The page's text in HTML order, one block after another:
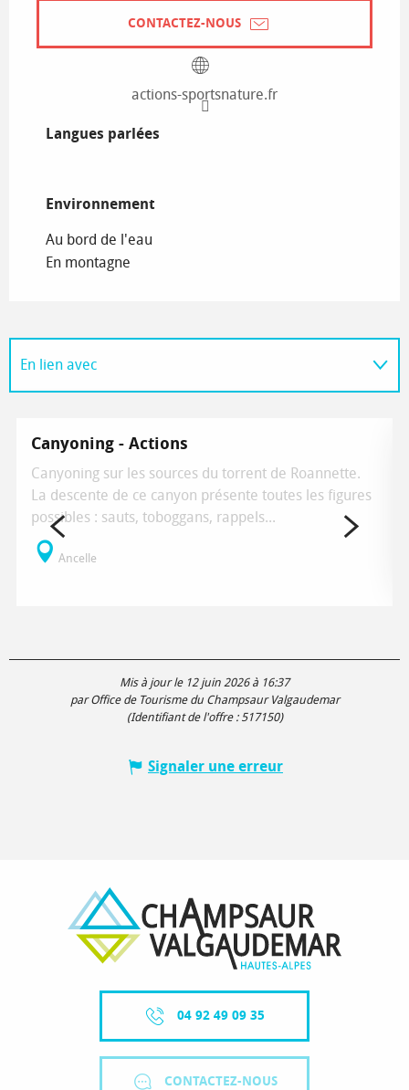
CONTACTEZ-NOUS
actions-sportsnature.fr
Langues parlées
Langues parlées
Environnement
Environnement
Au bord de l'eau
En montagne
En lien avec
Canyoning - Actions
Canyoning sur les sources du torrent de Roannette.
La descente de ce canyon présente toutes les figures
possibles : sauts, toboggans, rappels...
Ancelle
Mis à jour le 12 juin 2026 à 16:37
par Office de Tourisme du Champsaur Valgaudemar
(Identifiant de l'offre : 517150)
Signaler une erreur
04 92 49 09 35
CONTACTEZ-NOUS